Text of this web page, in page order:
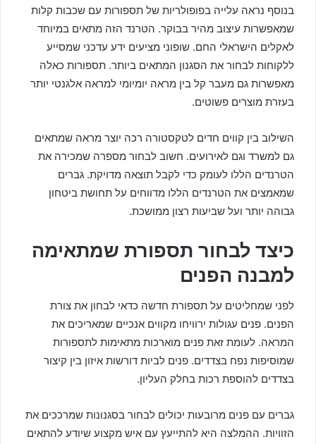
בנוסף נראה עלייה בפופולריות של תספורות עם שכבות קלות
שמאפשרות עיצוב מהיר בבוקר. הטרנד הזה מתאים במיוחד
לאקלים הישראלי החם. שופוני מציעים ידע עדכני שמסייע
ללקוחות לבחור את הסגנון המתאים ביותר. תספורות כאלה
מאפשרות גם מעבר קל בין מראה יומיומי למראה אלגנטי יותר
בעזרת מוצרים פשוטים.
השילוב בין קווים חדים לטקסטורה רכה יוצר מראה שמתאים
גם למשרד וגם לאירועים. חשוב לבחור מספרה שמכירה את
הטרנדים הללו לעומק כדי לקבל תוצאה מדויקת. גברים
שמאמצים את הטרנדים הללו מדווחים על תחושת ביטחון
גבוהה יותר ועל שביעות רצון ממושכת.
כיצד לבחור תספורת שמתאימה
למבנה הפנים
לפני שמחליטים על תספורת חדשה כדאי לבחון את צורת
הפנים. פנים עגולות ירוויחו מקווים אנכיים שמאריכים את
המראה. לעומת זאת פנים מוארכות מתאימות לתספורות
שמוסיפות נפח בצדדים. פנים לביות דורשות איזון בין קיצור
בצדדים להוספת רכות בחלק העליון.
גברים עם פנים מרובעות יכולים לבחור בסגנונות שמרככים את
הזוויות. ההמלצה היא להתייעץ עם איש מקצוע שיודע להתאים